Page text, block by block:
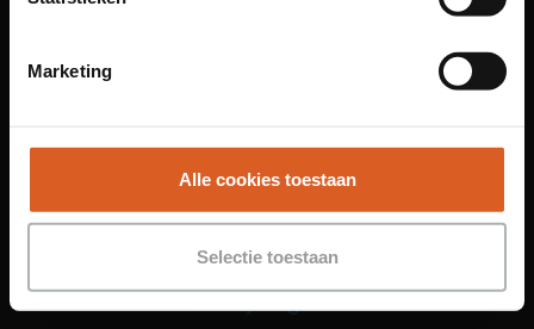
Marketing
Alle cookies toestaan
Selectie toestaan
Amsterdam
Groningen
Leiden
Maastricht